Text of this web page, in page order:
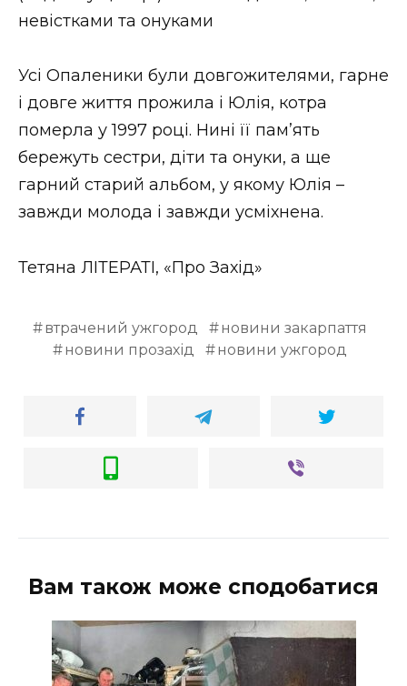
невістками та онуками
Усі Опаленики були довгожителями, гарне
і довге життя прожила і Юлія, котра
померла у 1997 році. Нині її пам’ять
бережуть сестри, діти та онуки, а ще
гарний старий альбом, у якому Юлія –
завжди молода і завжди усміхнена.
Тетяна ЛІТЕРАТІ, «Про Захід»
втрачений ужгород
новини закарпаття
новини прозахід
новини ужгород
Вам також може сподобатися